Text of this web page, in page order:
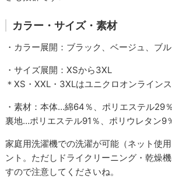
カラー・サイズ・素材
・カラー展開：ブラック、ベージュ、ブ
・サイズ展開：XSから3XL
＊XS・XXL・3XLはユニクロオンライン
・素材：本体…綿64％、ポリエステル29
裏地…ポリエステル91％、ポリウレタン9
家庭用洗濯機での洗濯が可能（ネット使
ント。ただしドライクリーニング・乾燥
すので注意してくださいね。